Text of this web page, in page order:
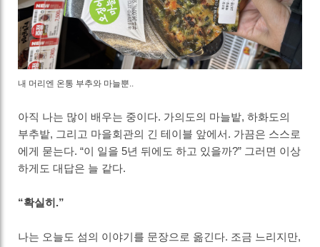
내 머리엔 온통 부추와 마늘뿐..
아직 나는 많이 배우는 중이다. 가의도의 마늘밭, 하화도의
부추밭, 그리고 마을회관의 긴 테이블 앞에서. 가끔은 스스로
에게 묻는다. “이 일을 5년 뒤에도 하고 있을까?” 그러면 이상
하게도 대답은 늘 같다.
“확실히.”
나는 오늘도 섬의 이야기를 문장으로 옮긴다. 조금 느리지만,